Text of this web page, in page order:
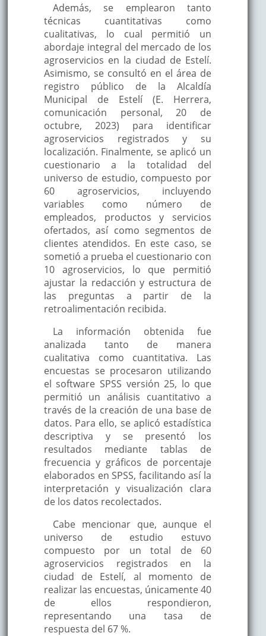
Además, se emplearon tanto
técnicas cuantitativas como
cualitativas, lo cual permitió un
abordaje integral del mercado de los
agroservicios en la ciudad de Estelí.
Asimismo, se consultó en el área de
registro público de la Alcaldía
Municipal de Estelí (E. Herrera,
comunicación personal, 20 de
octubre, 2023) para identificar
agroservicios registrados y su
localización. Finalmente, se aplicó un
cuestionario a la totalidad del
universo de estudio, compuesto por
60 agroservicios, incluyendo
variables como número de
empleados, productos y servicios
ofertados, así como segmentos de
clientes atendidos. En este caso, se
sometió a prueba el cuestionario con
10 agroservicios, lo que permitió
ajustar la redacción y estructura de
las preguntas a partir de la
retroalimentación recibida.
La información obtenida fue
analizada tanto de manera
cualitativa como cuantitativa. Las
encuestas se procesaron utilizando
el software SPSS versión 25, lo que
permitió un análisis cuantitativo a
través de la creación de una base de
datos. Para ello, se aplicó estadística
descriptiva y se presentó los
resultados mediante tablas de
frecuencia y gráficos de porcentaje
elaborados en SPSS, facilitando así la
interpretación y visualización clara
de los datos recolectados.
Cabe mencionar que, aunque el
universo de estudio estuvo
compuesto por un total de 60
agroservicios registrados en la
ciudad de Estelí, al momento de
realizar las encuestas, únicamente 40
de ellos respondieron,
representando una tasa de
respuesta del 67 %.